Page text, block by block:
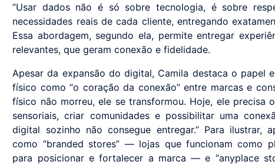
“Usar dados não é só sobre tecnologia, é sobre
necessidades reais de cada cliente, entregando
Essa abordagem, segundo ela, permite entregar
relevantes, que geram conexão e fidelidade.
Apesar da expansão do digital, Camila destaca o papel
físico como “o coração da conexão” entre marcas e
físico não morreu, ele se transformou. Hoje, ele precisa
sensoriais, criar comunidades e possibilitar uma
digital sozinho não consegue entregar.” Para ilustrar,
como “branded stores” — lojas que funcionam como
para posicionar e fortalecer a marca — e “anyplace